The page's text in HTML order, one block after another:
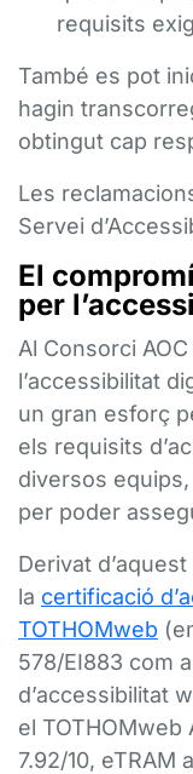
requisits
També es pot
hagin
obtingut cap
Les
Servei
El
per
Al Consorci
l’accessibilitat
un gran esforç
els requisits
diversos equips,
per poder
Derivat
la certificació
TOTHOMweb
578/EI883 com
d’accessibilitat
el TOTHOMweb
7.92/10, eTRAM